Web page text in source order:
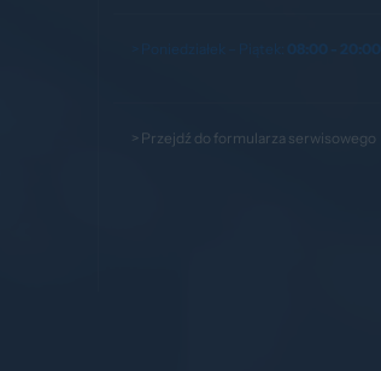
> Poniedziałek – Piątek: 08:00 - 20:00
> Przejdź do formularza serwisowego